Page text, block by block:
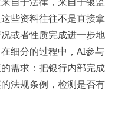
些资料往往不是直接拿
或者性质完成进一步地
细分的过程中，AI参与
需求：把银行内部完成
法规条例，检测是否有